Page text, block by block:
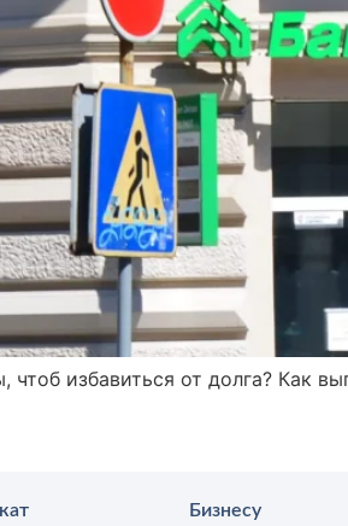
избавиться от долга? Как
Бизнесу